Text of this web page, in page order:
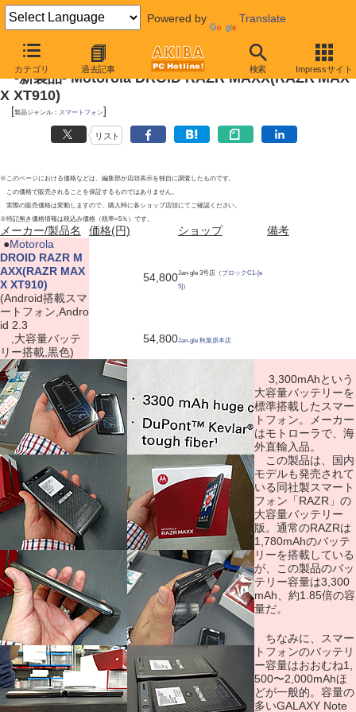
Powered by Translate
カテゴリ 過去記事 検索 Impressサイト
2012年6月9日
-新製品- Motorola DROID RAZR MAXX(RAZR MAX
X XT910)
[製品ジャンル： スマートフォン]
リスト
※このページにおける価格などは、編集部が店頭表示を独自に調査したものです。
この価格で販売されることを保証するものではありません。
実際の販売価格は変動しますので、購入時に各ショップ店頭にてご確認ください。
※特記無き価格情報は税込み価格（税率=5％）です。
メーカー/製品名 価格(円) ショップ
備考
●Motorola
DROID RAZR M
AXX(RAZR MAX
X XT910)
(Android搭載スマ
ートフォン,Andro
id 2.3
,大容量バッテ
リー搭載,黒色)
54,800Jan-gle 3号店（ブロックC1-[e
5] ）
54,800Jan-gle 秋葉原本店
3,300mAhという
大容量バッテリーを
標準搭載したスマー
トフォン。メーカー
はモトローラで、海
外直輸入品。
この製品は、国内
モデルも発売されて
いる同社製スマート
フォン「RAZR」の
大容量バッテリー
版。通常のRAZRは
1,780mAhのバッテ
リーを搭載している
が、この製品のバッ
テリー容量は3,300
mAh、約1.85倍の容
量だ。
ちなみに、スマー
トフォンのバッテリ
ー容量はおおむね1,
500〜2,000mAhほ
どが一般的。容量の
多いGALAXY Note